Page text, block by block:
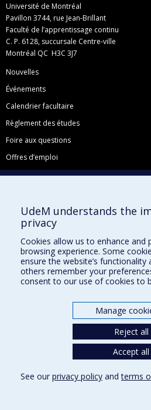
Université de Montréal
Pavillon 3744, rue Jean-Brillant
Faculté de l’apprentissage continu
C. P. 6128, succursale Centre-ville
Montréal QC H3C 3J7
Nouvelles
Événements
Calendrier facultaire
Règlement des études
Foire aux questions
Offres d’emploi
Facebook
LinkedIn
YouTube
Toutes nos présences sociales
École de français
Centre de perfectionnement
Abonnez-vous à notre infolettre
Privacy
UdeM understands the
privacy
Cookies allow us to enhance and
browsing experience. Some
ensure the website’s functionality
others remember your
consent to our use of cookies to
Manage
Reject all
Accept all
See our privacy policy andterms